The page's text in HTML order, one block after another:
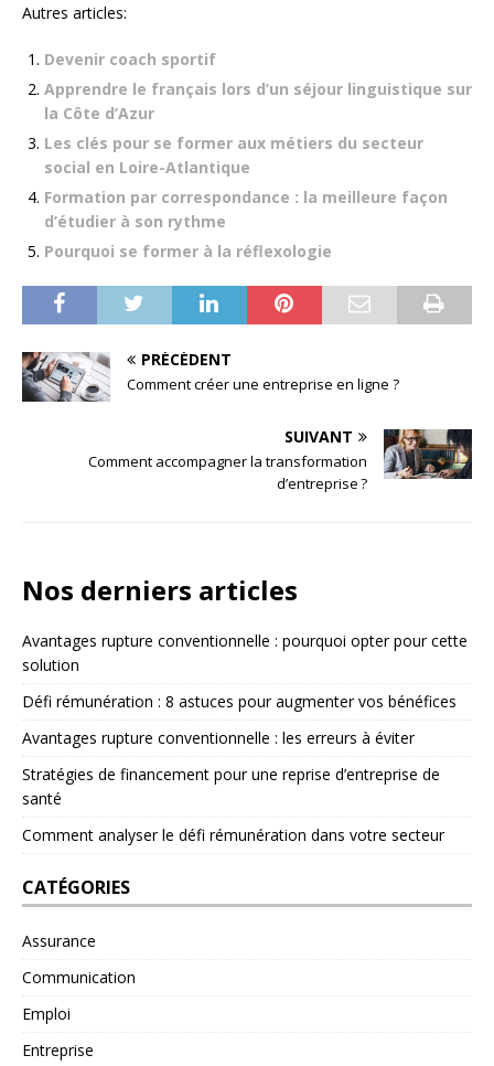
Autres articles:
Devenir coach sportif
Apprendre le français lors d’un séjour linguistique sur
la Côte d’Azur
Les clés pour se former aux métiers du secteur
social en Loire-Atlantique
Formation par correspondance : la meilleure façon
d’étudier à son rythme
Pourquoi se former à la réflexologie
PRÉCÉDENT
Comment créer une entreprise en ligne ?
SUIVANT
Comment accompagner la transformation
d’entreprise ?
Nos derniers articles
Avantages rupture conventionnelle : pourquoi opter pour cette
solution
Défi rémunération : 8 astuces pour augmenter vos bénéfices
Avantages rupture conventionnelle : les erreurs à éviter
Stratégies de financement pour une reprise d’entreprise de
santé
Comment analyser le défi rémunération dans votre secteur
CATÉGORIES
Assurance
Communication
Emploi
Entreprise